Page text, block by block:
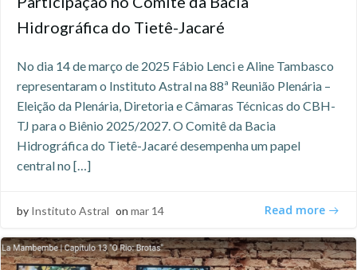
Hidrográfica do Tietê-Jacaré
No dia 14 de março de 2025 Fábio Lenci e Aline Tambasco
representaram o Instituto Astral na 88ª Reunião Plenária –
Eleição da Plenária, Diretoria e Câmaras Técnicas do CBH-
TJ para o Biênio 2025/2027. O Comitê da Bacia
Hidrográfica do Tietê-Jacaré desempenha um papel
central no […]
by Instituto Astral on mar 14 Read more